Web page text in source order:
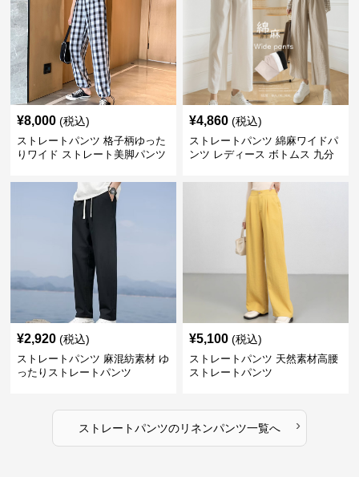
¥8,000 (税込)
ストレートパンツ 格子柄ゆった
りワイド ストレート美脚パンツ
¥4,860 (税込)
ストレートパンツ 綿麻ワイドパ
ンツ レディース ボトムス 九分
¥2,920 (税込)
ストレートパンツ 麻混紡素材 ゆ
ったりストレートパンツ
¥5,100 (税込)
ストレートパンツ 天然素材高腰
ストレートパンツ
ストレートパンツのリネンパンツ一覧へ ›